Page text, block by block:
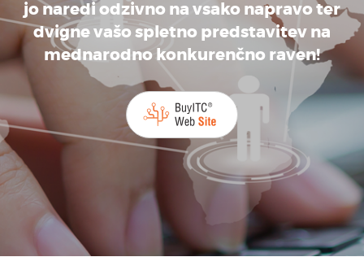
jo naredi odzivno na vsako napravo ter
dvigne vašo spletno predstavitev na
mednarodno konkurenčno raven!